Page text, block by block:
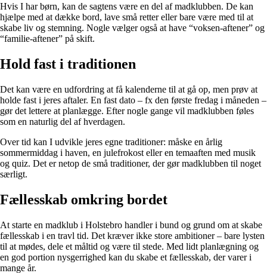
Hvis I har børn, kan de sagtens være en del af madklubben. De kan
hjælpe med at dække bord, lave små retter eller bare være med til at
skabe liv og stemning. Nogle vælger også at have “voksen-aftener” og
“familie-aftener” på skift.
Hold fast i traditionen
Det kan være en udfordring at få kalenderne til at gå op, men prøv at
holde fast i jeres aftaler. En fast dato – fx den første fredag i måneden –
gør det lettere at planlægge. Efter nogle gange vil madklubben føles
som en naturlig del af hverdagen.
Over tid kan I udvikle jeres egne traditioner: måske en årlig
sommermiddag i haven, en julefrokost eller en temaaften med musik
og quiz. Det er netop de små traditioner, der gør madklubben til noget
særligt.
Fællesskab omkring bordet
At starte en madklub i Holstebro handler i bund og grund om at skabe
fællesskab i en travl tid. Det kræver ikke store ambitioner – bare lysten
til at mødes, dele et måltid og være til stede. Med lidt planlægning og
en god portion nysgerrighed kan du skabe et fællesskab, der varer i
mange år.